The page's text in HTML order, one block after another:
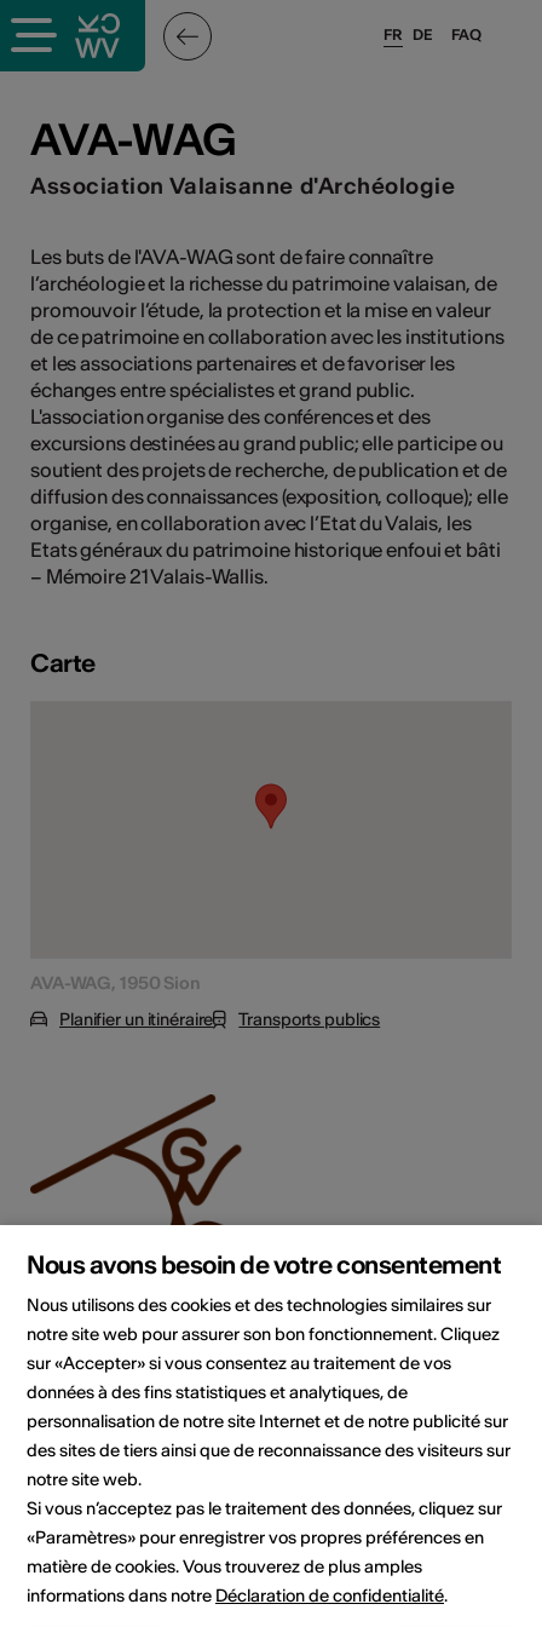
FAQ
FR DE
AVA-WAG
Association Valaisanne d'Archéologie
Les buts de l'AVA-WAG sont de faire connaître
l’archéologie et la richesse du patrimoine valaisan, de
promouvoir l’étude, la protection et la mise en valeur
de ce patrimoine en collaboration avec les institutions
et les associations partenaires et de favoriser les
échanges entre spécialistes et grand public.
L'association organise des conférences et des
excursions destinées au grand public; elle participe ou
soutient des projets de recherche, de publication et de
diffusion des connaissances (exposition, colloque); elle
organise, en collaboration avec l’Etat du Valais, les
Etats généraux du patrimoine historique enfoui et bâti
– Mémoire 21 Valais-Wallis.
Carte
AVA-WAG, 1950 Sion
Planifier un itinéraire
Transports publics
Institution / organisation
AVA-WAG
Association Valaisanne d'Archéologie
AVA-WAG
1950 Sion
E-Mail
Site Internet
Nous avons besoin de votre consentement
Nous utilisons des cookies et des technologies similaires sur
notre site web pour assurer son bon fonctionnement. Cliquez
sur «Accepter» si vous consentez au traitement de vos
données à des fins statistiques et analytiques, de
personnalisation de notre site Internet et de notre publicité sur
des sites de tiers ainsi que de reconnaissance des visiteurs sur
notre site web.
Si vous n’acceptez pas le traitement des données, cliquez sur
«Paramètres» pour enregistrer vos propres préférences en
matière de cookies. Vous trouverez de plus amples
informations dans notre Déclaration de confidentialité.